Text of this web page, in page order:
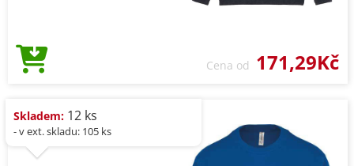
Cena od 171,29Kč
Skladem: 12 ks
- v ext. skladu: 105 ks